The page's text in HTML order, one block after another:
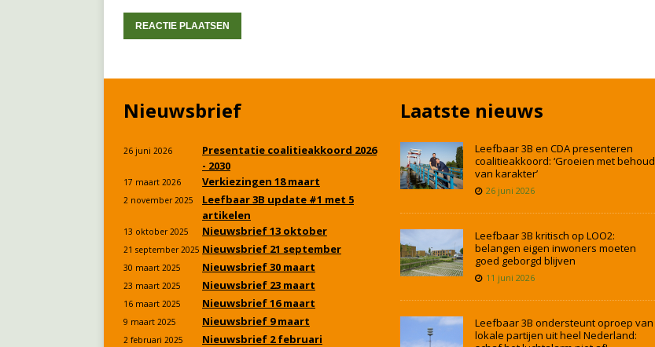
Nieuwsbrief
26 juni 2026
Presentatie coalitieakkoord 2026
- 2030
17 maart 2026 Verkiezingen 18 maart
2 november 2025
Leefbaar 3B update #1 met 5
artikelen
13 oktober 2025 Nieuwsbrief 13 oktober
21 september 2025 Nieuwsbrief 21 september
30 maart 2025 Nieuwsbrief 30 maart
23 maart 2025 Nieuwsbrief 23 maart
16 maart 2025 Nieuwsbrief 16 maart
9 maart 2025 Nieuwsbrief 9 maart
2 februari 2025 Nieuwsbrief 2 februari
Laatste nieuws
Leefbaar 3B en CDA presenteren
coalitieakkoord: ‘Groeien met behoud
van karakter’
26 juni 2026
Leefbaar 3B kritisch op LOO2:
belangen eigen inwoners moeten
goed geborgd blijven
11 juni 2026
Leefbaar 3B ondersteunt oproep van
lokale partijen uit heel Nederland: